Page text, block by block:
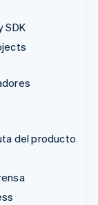
SDK
del producto